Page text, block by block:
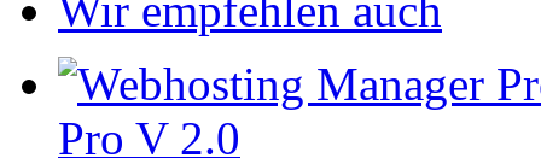
Pro V 2.0